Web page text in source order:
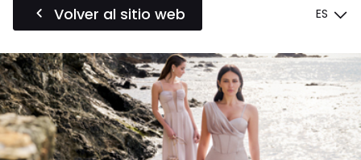
Volver al sitio web ES